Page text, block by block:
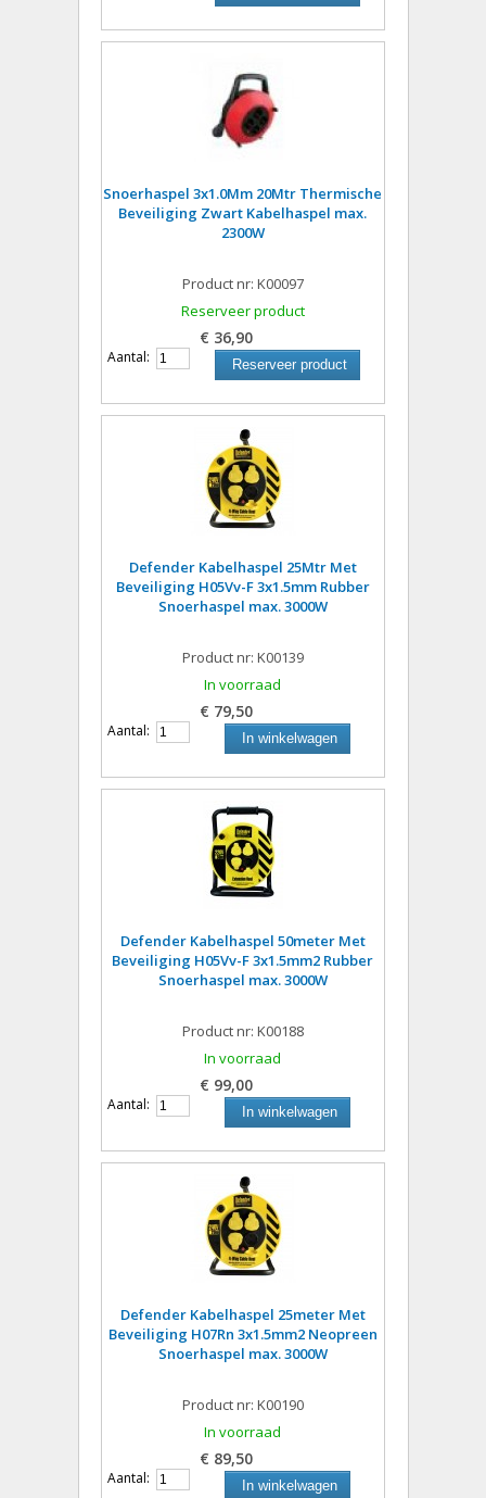
Snoerhaspel 3x1.0Mm 20Mtr Thermische
Beveiliging Zwart Kabelhaspel max.
2300W
Product nr: K00097
Reserveer product
€ 36,90
Aantal: Reserveer product
Defender Kabelhaspel 25Mtr Met
Beveiliging H05Vv-F 3x1.5mm Rubber
Snoerhaspel max. 3000W
Product nr: K00139
In voorraad
€ 79,50
Aantal: In winkelwagen
Defender Kabelhaspel 50meter Met
Beveiliging H05Vv-F 3x1.5mm2 Rubber
Snoerhaspel max. 3000W
Product nr: K00188
In voorraad
€ 99,00
Aantal: In winkelwagen
Defender Kabelhaspel 25meter Met
Beveiliging H07Rn 3x1.5mm2 Neopreen
Snoerhaspel max. 3000W
Product nr: K00190
In voorraad
€ 89,50
Aantal: In winkelwagen